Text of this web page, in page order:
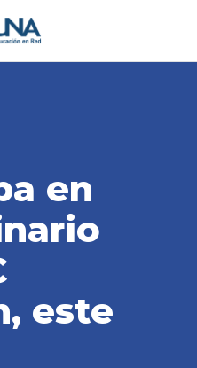
en
este